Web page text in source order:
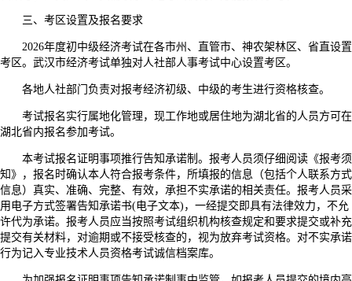
三、考区设置及报名要求
2026年度初中级经济考试在各市州、直管市、神农架林区、省直设置
考区。武汉市经济考试单独对人社部人事考试中心设置考区。
各地人社部门负责对报考经济初级、中级的考生进行资格核查。
考试报名实行属地化管理，现工作地或居住地为湖北省的人员方可在
湖北省内报名参加考试。
本考试报名证明事项推行告知承诺制。报考人员须仔细阅读《报考须
知》，报名时确认本人符合报考条件，所填报的信息（包括个人联系方式
信息）真实、准确、完整、有效，承担不实承诺的相关责任。报考人员采
用电子方式签署告知承诺书(电子文本)，一经提交即具有法律效力，不允
许代为承诺。报考人员应当按照考试组织机构核查规定和要求提交或补充
提交有关材料，对逾期或不接受核查的，视为放弃考试资格。对不实承诺
行为记入专业技术人员资格考试诚信档案库。